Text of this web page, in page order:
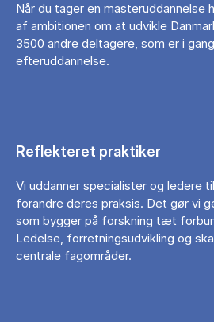
Når du tager en masteruddannelse
af ambitionen om at udvikle
3500 andre deltagere, som er i
efteruddannelse.
Reflekteret praktiker
Vi uddanner specialister og ledere
forandre deres praksis. Det gør vi
som bygger på forskning tæt
Ledelse, forretningsudvikling og
centrale fagområder.